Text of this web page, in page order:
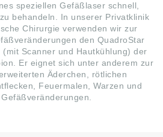
speziellen Gefäßlaser schnell,
behandeln. In unserer Privatklinik
Chirurgie verwenden wir zur
den QuadroStar
(mit Scanner und Hautkühlung) der
Er eignet sich unter anderem zur
Äderchen, rötlichen
Feuermalen, Warzen und